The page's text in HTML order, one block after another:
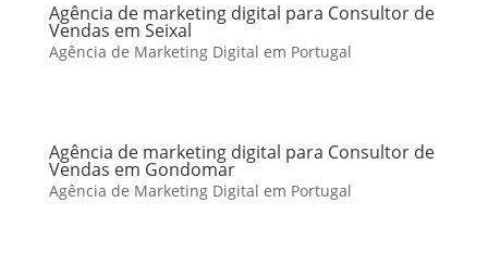
Agência de marketing digital para Consultor de
Vendas em Seixal
Agência de Marketing Digital em Portugal
Agência de marketing digital para Consultor de
Vendas em Gondomar
Agência de Marketing Digital em Portugal